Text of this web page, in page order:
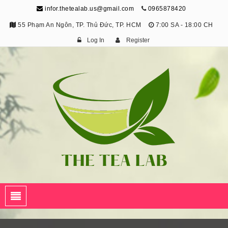
infor.thetealab.us@gmail.com 0965878420
55 Phạm An Ngôn, TP. Thủ Đức, TP. HCM 7:00 SA - 18:00 CH
Log In Register